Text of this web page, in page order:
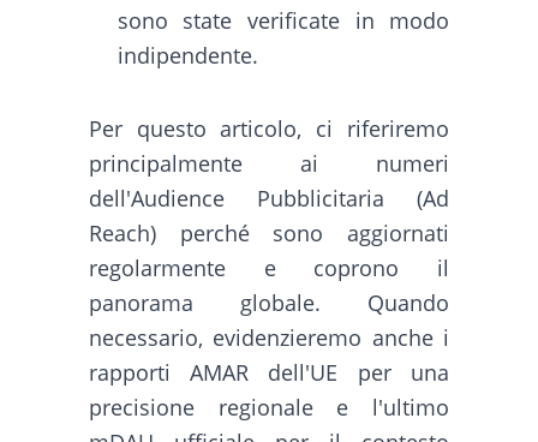
sono state verificate in modo
indipendente.
Per questo articolo, ci riferiremo
principalmente ai numeri
dell'Audience Pubblicitaria (Ad
Reach) perché sono aggiornati
regolarmente e coprono il
panorama globale. Quando
necessario, evidenzieremo anche i
rapporti AMAR dell'UE per una
precisione regionale e l'ultimo